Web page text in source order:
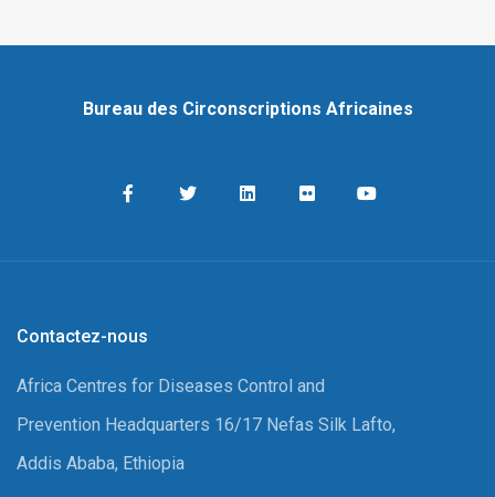
Bureau des Circonscriptions Africaines
Contactez-nous
Africa Centres for Diseases Control and
Prevention Headquarters 16/17 Nefas Silk Lafto,
Addis Ababa, Ethiopia